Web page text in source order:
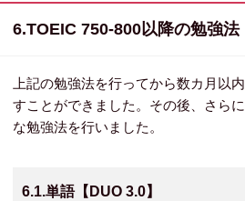
6.TOEIC 750-800以降の勉強法
上記の勉強法を行ってから数カ月以
すことができました。その後、さら
な勉強法を行いました。
6.1.単語【DUO 3.0】